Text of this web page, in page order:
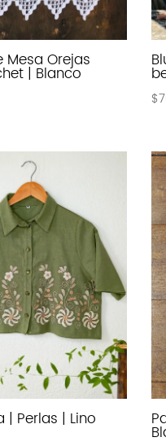
Orejas
| Blanco
$
| Perlas | Lino